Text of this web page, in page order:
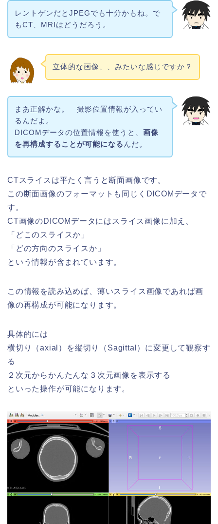
レントゲンだとJPEGでも十分かもね。で
もCT、MRIはどうだろう。
立体的な画像、、みたいな感じですか？
まあ正解かな。 撮影位置情報が入ってい
るんだよ。
DICOMデータの位置情報を使うと、 画像
を再構成することが可能になる んだ。
CTスライスは平たく言うと断面画像です。
この断面画像のフォーマットも同じくDICOMデータで
す。
CT画像のDICOMデータにはスライス画像に加え、
「どこのスライスか」
「どの方向のスライスか」
という情報が含まれています。
この情報を読み込めば、薄いスライス画像であれば画
像の再構成が可能になります。
具体的には
横切り（axial）を縦切り（Sagittal）に変更して観察す
る
２次元からかんたんな３次元画像を表示する
といった操作が可能になります。